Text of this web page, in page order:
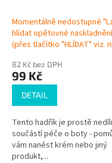
Momentálně nedostupné
hlídat opětovné
(přes tlačítko "HLÍDAT" viz.
82 Kč bez DPH
99 Kč
DETAIL
Tento hadřík je prostě
součástí péče o boty -
vám nanést krém nebo jiný
produkt,...